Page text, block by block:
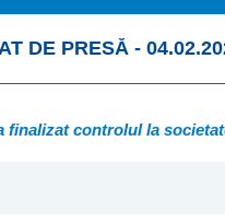
DE PRESĂ -
finalizat controlul la